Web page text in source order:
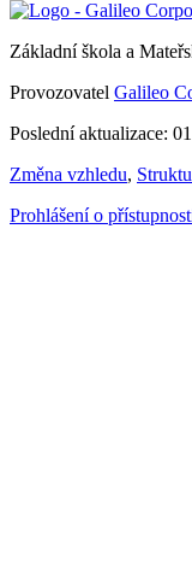
Základní škola a
Provozovatel Galileo
Poslední aktualizace:
Změna vzhledu,
Prohlášení o